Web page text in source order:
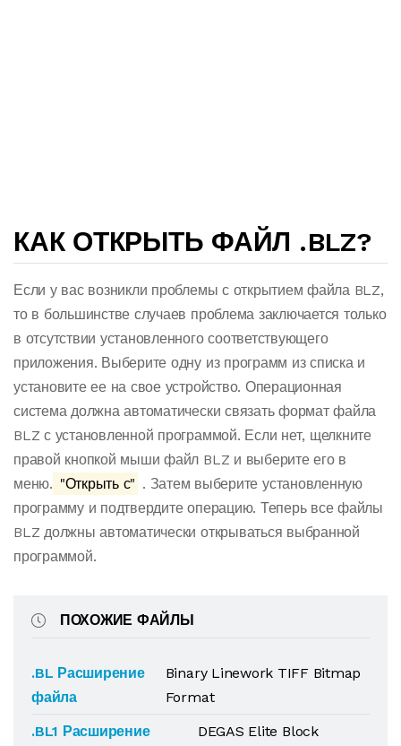
КАК ОТКРЫТЬ ФАЙЛ .BLZ?
Если у вас возникли проблемы с открытием файла BLZ,
то в большинстве случаев проблема заключается только
в отсутствии установленного соответствующего
приложения. Выберите одну из программ из списка и
установите ее на свое устройство. Операционная
система должна автоматически связать формат файла
BLZ с установленной программой. Если нет, щелкните
правой кнопкой мыши файл BLZ и выберите его в
меню. "Открыть с" . Затем выберите установленную
программу и подтвердите операцию. Теперь все файлы
BLZ должны автоматически открываться выбранной
программой.
ПОХОЖИЕ ФАЙЛЫ
.BL Расширение
файла
Binary Linework TIFF Bitmap
Format
.BL1 Расширение
DEGAS Elite Block